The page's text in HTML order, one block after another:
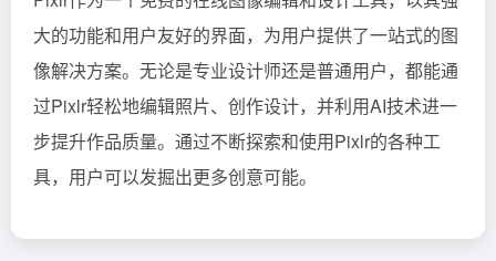
大的功能和用户友好的界面，为用户提供了一站式的图
像解决方案。无论是专业设计师还是普通用户，都能通
过Pixlr轻松地编辑照片、创作设计，并利用AI技术进一
步提升作品质量。通过不断探索和使用Pixlr的各种工
具，用户可以发掘出更多创意可能。